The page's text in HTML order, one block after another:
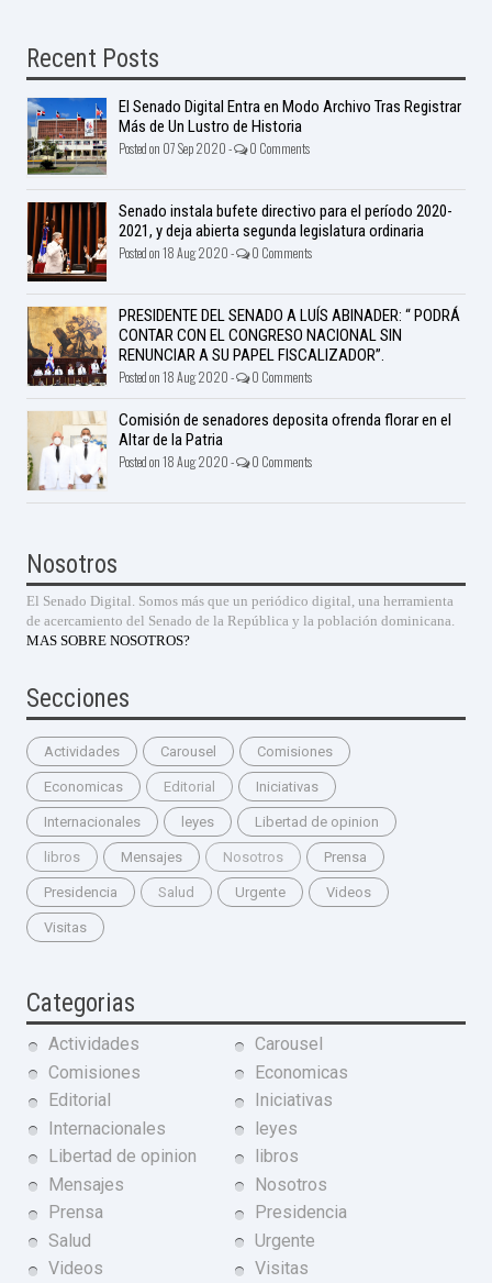
Recent Posts
El Senado Digital Entra en Modo Archivo Tras Registrar
Más de Un Lustro de Historia
Posted on 07 Sep 2020 - 0 Comments
Senado instala bufete directivo para el período 2020-
2021, y deja abierta segunda legislatura ordinaria
Posted on 18 Aug 2020 - 0 Comments
PRESIDENTE DEL SENADO A LUÍS ABINADER: “ PODRÁ
CONTAR CON EL CONGRESO NACIONAL SIN
RENUNCIAR A SU PAPEL FISCALIZADOR”.
Posted on 18 Aug 2020 - 0 Comments
Comisión de senadores deposita ofrenda florar en el
Altar de la Patria
Posted on 18 Aug 2020 - 0 Comments
Nosotros
El Senado Digital. Somos más que un periódico digital, una herramienta
de acercamiento del Senado de la República y la población dominicana.
MAS SOBRE NOSOTROS?
Secciones
Actividades Carousel Comisiones
Economicas Editorial Iniciativas
Internacionales leyes Libertad de opinion
libros Mensajes Nosotros Prensa
Presidencia Salud Urgente Videos
Visitas
Categorias
Actividades
Carousel
Comisiones
Economicas
Editorial
Iniciativas
Internacionales
leyes
Libertad de opinion
libros
Mensajes
Nosotros
Prensa
Presidencia
Salud
Urgente
Videos
Visitas